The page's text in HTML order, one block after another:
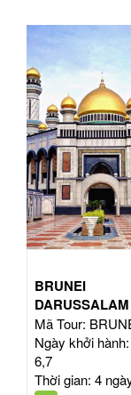
BRUNEI
DARUSSALAM
Mã Tour:
Ngày khởi
6,7
Thời gian: 4